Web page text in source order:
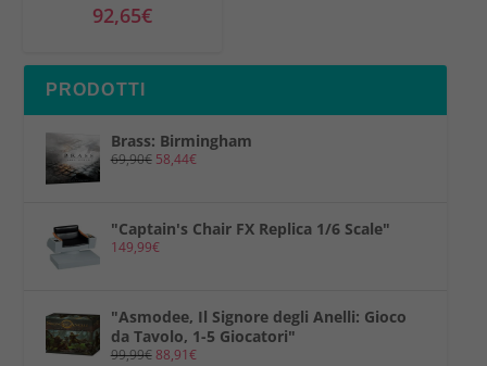
92,65€
PRODOTTI
Brass: Birmingham
69,90€ 58,44€
"Captain's Chair FX Replica 1/6 Scale"
149,99€
"Asmodee, Il Signore degli Anelli: Gioco
da Tavolo, 1-5 Giocatori"
99,99€88,91€